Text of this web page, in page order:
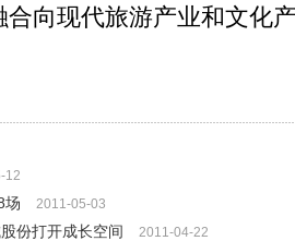
向现代旅游产业和文化
12
场 2011-05-03
份打开成长空间 2011-04-22